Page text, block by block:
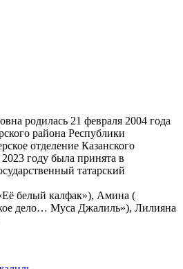
родилась 21 февраля 2004 года
района Республики
отделение Казанского
году была принята в
татарский
белый калфак»), Амина (
дело… Муса Джалиль»), Лилияна